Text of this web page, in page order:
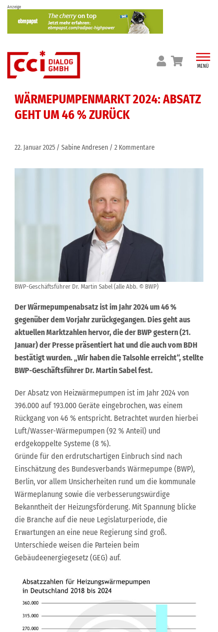
Skip
content
Anzeige
MENÜ
WÄRMEPUMPENMARKT 2024: ABSATZ
GEHT UM 46 % ZURÜCK
22. Januar 2025 Sabine Andresen 2 Kommentare
BWP-Geschäftsführer Dr. Martin Sabel (alle Abb. © BWP)
Der Wärmepumpenabsatz ist im Jahr 2024 um 46 %
gegenüber dem Vorjahr zurückgegangen. Dies geht aus
aktuellen Marktzahlen hervor, die der BWP gestern (21.
Januar) der Presse präsentiert hat und die auch vom BDH
bestätigt wurden. „Wir haben die Talsohle erreicht“, stellte
BWP-Geschäftsführer Dr. Martin Sabel fest.
Der Absatz von Heizwärmepumpen ist im Jahr 2024 von
396.000 auf 193.000 Geräte eingebrochen, was einem
Rückgang von 46 % entspricht. Betrachtet wurden hierbei
Luft/Wasser-Wärmepumpen (92 % Anteil) und
erdgekoppelte Systeme (8 %).
Gründe für den erdrutschartigen Einbruch sind nach
Einschätzung des Bundesverbands Wärmepumpe (BWP),
Berlin, vor allem Unsicherheiten rund um die kommunale
Wärmeplanung sowie die verbesserungswürdige
Bekanntheit der Heizungsförderung. Mit Spannung blicke
die Branche auf die neue Legislaturperiode, die
Erwartungen an eine neue Regierung sind groß.
Unterschiede weisen die Parteien beim
Gebäudeenergiegesetz (GEG) auf.